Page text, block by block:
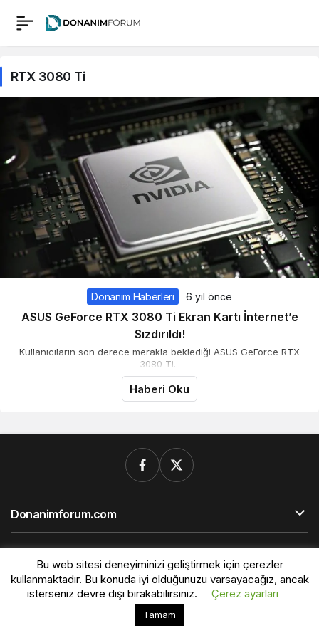
RTX 3080 Ti
Donanım Haberleri 6 yıl önce
ASUS GeForce RTX 3080 Ti Ekran Kartı İnternet’e
Sızdırıldı!
Kullanıcıların son derece merakla beklediği ASUS GeForce RTX
3080 Ti...
Haberi Oku
Bu web sitesinde en iyi deneyimi yaşamanızı sağlamak
için çerezler kullanılmaktadır.
Donanimforum.com
© Telif Hakkı 2026, Tüm Hakları Saklıdır.
Bu web sitesi deneyiminizi geliştirmek için çerezler
kullanmaktadır. Bu konuda iyi olduğunuzu varsayacağız, ancak
isterseniz devre dışı bırakabilirsiniz.
Çerez ayarları
Tamam